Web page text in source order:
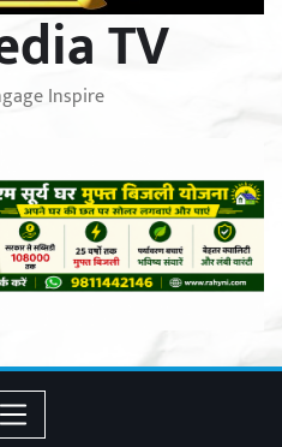
TV
Inspire